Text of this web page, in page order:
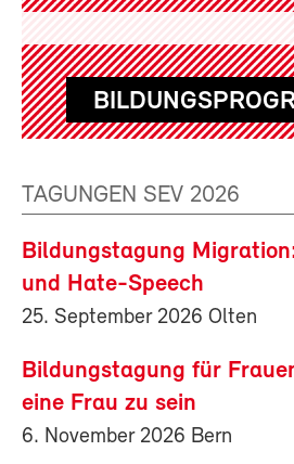
TAGUNGEN SEV 2026
Bildungstagung
und Hate-Speech
25. September 2026 Olten
Bildungstagung für
eine Frau zu sein
6. November 2026 Bern